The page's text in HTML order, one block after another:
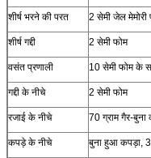
शीर्ष भरने की परत 2 सेमी जेल
शीर्ष गद्दी 2 सेमी फोम
वसंत प्रणाली 10 सेमी फोम के
गद्दी के नीचे 2 सेमी फोम
रजाई के नीचे 70 ग्राम गैर-बुना
कपड़े के नीचे बुना हुआ कपड़ा,